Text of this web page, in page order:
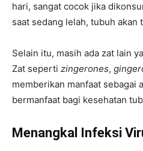
hari, sangat cocok jika
saat sedang lelah, tubuh akan
Selain itu, masih ada zat lain
Zat seperti zingerones,
memberikan manfaat sebagai
bermanfaat bagi kesehatan
Menangkal Infeksi